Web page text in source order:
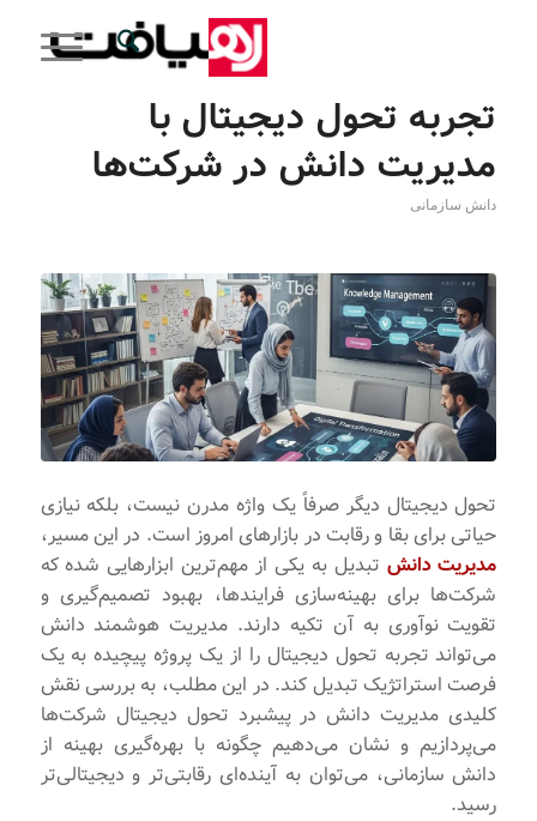
تجربه تحول دیجیتال با
مدیریت دانش در شرکت‌ها
دانش سازمانی
تحول دیجیتال دیگر صرفاً یک واژه مدرن نیست، بلکه نیازی
حیاتی برای بقا و رقابت در بازارهای امروز است. در این مسیر،
مدیریت دانش تبدیل به یکی از مهم‌ترین ابزارهایی شده که
شرکت‌ها برای بهینه‌سازی فرایندها، بهبود تصمیم‌گیری و
تقویت نوآوری به آن تکیه دارند. مدیریت هوشمند دانش
می‌تواند تجربه تحول دیجیتال را از یک پروژه پیچیده به یک
فرصت استراتژیک تبدیل کند. در این مطلب، به بررسی نقش
کلیدی مدیریت دانش در پیشبرد تحول دیجیتال شرکت‌ها
می‌پردازیم و نشان می‌دهیم چگونه با بهره‌گیری بهینه از
دانش سازمانی، می‌توان به آینده‌ای رقابتی‌تر و دیجیتالی‌تر
رسید.